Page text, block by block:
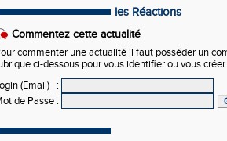
les Réactions
Commentez cette actualité
commenter une actualité il faut posséder un
ci-dessous pour vous identifier ou vous
(Email)
:
de Passe :